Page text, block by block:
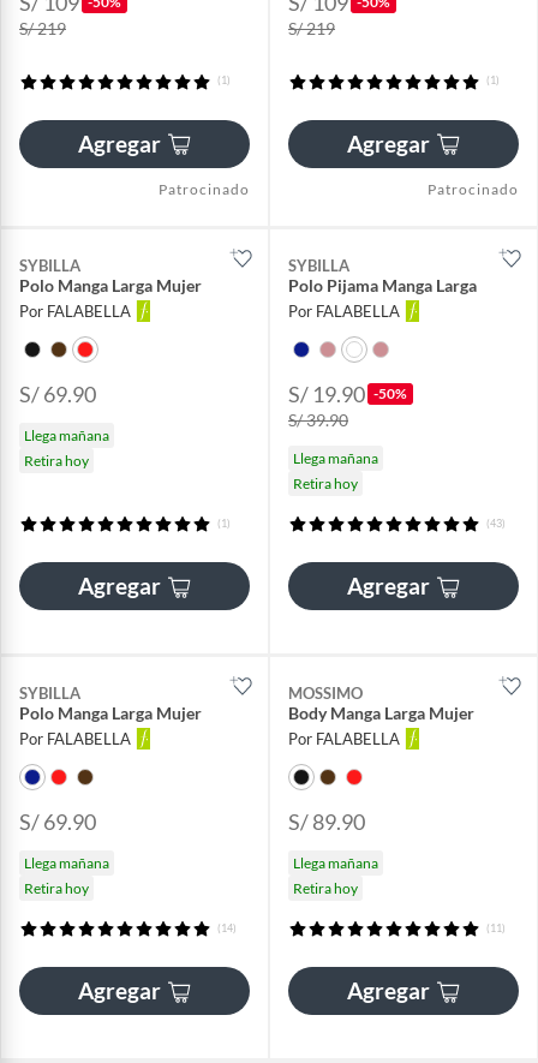
S/ 219
(1)
Agregar
Patrocinado
S/ 219
(1)
Agregar
Patrocinado
SYBILLA
Polo Manga Larga Mujer
Por FALABELLA
S/ 69.90
Llega mañana
Retira hoy
(1)
Agregar
SYBILLA
Polo Pijama Manga Larga
Por FALABELLA
S/ 19.90 -50%
S/ 39.90
Llega mañana
Retira hoy
(43)
Agregar
SYBILLA
Polo Manga Larga Mujer
Por FALABELLA
S/ 69.90
Llega mañana
Retira hoy
(14)
Agregar
MOSSIMO
Body Manga Larga Mujer
Por FALABELLA
S/ 89.90
Llega mañana
Retira hoy
(11)
Agregar